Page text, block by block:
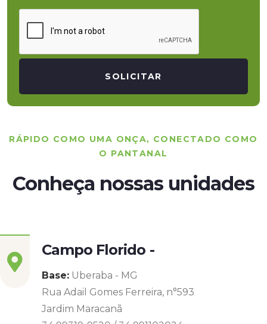
SOLICITAR
RÁPIDO COMO UMA ONÇA, CONECTADO COMO
O PANTANAL
Conheça nossas unidades
Campo Florido -
Base: Uberaba - MG
Rua Adail Gomes Ferreira, n°593
Jardim Maracanã